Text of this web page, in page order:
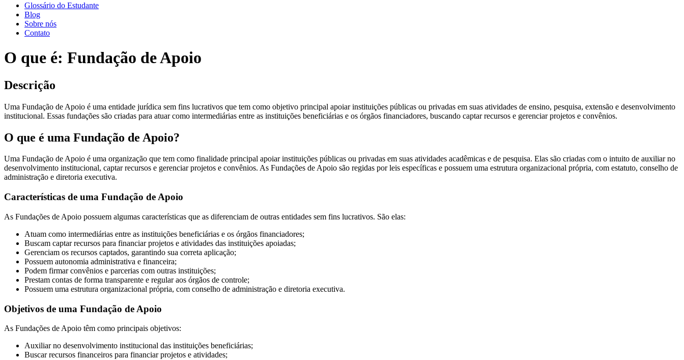
Glossário do Estudante
Blog
Sobre nós
Contato
O que é: Fundação de Apoio
Descrição
Uma Fundação de Apoio é uma entidade jurídica sem fins lucrativos que tem como objetivo principal apoiar instituições públicas ou privadas em suas atividades de ensino, pesquisa, extensão e desenvolvimento
institucional. Essas fundações são criadas para atuar como intermediárias entre as instituições beneficiárias e os órgãos financiadores, buscando captar recursos e gerenciar projetos e convênios.
O que é uma Fundação de Apoio?
Uma Fundação de Apoio é uma organização que tem como finalidade principal apoiar instituições públicas ou privadas em suas atividades acadêmicas e de pesquisa. Elas são criadas com o intuito de auxiliar no
desenvolvimento institucional, captar recursos e gerenciar projetos e convênios. As Fundações de Apoio são regidas por leis específicas e possuem uma estrutura organizacional própria, com estatuto, conselho de
administração e diretoria executiva.
Características de uma Fundação de Apoio
As Fundações de Apoio possuem algumas características que as diferenciam de outras entidades sem fins lucrativos. São elas:
Atuam como intermediárias entre as instituições beneficiárias e os órgãos financiadores;
Buscam captar recursos para financiar projetos e atividades das instituições apoiadas;
Gerenciam os recursos captados, garantindo sua correta aplicação;
Possuem autonomia administrativa e financeira;
Podem firmar convênios e parcerias com outras instituições;
Prestam contas de forma transparente e regular aos órgãos de controle;
Possuem uma estrutura organizacional própria, com conselho de administração e diretoria executiva.
Objetivos de uma Fundação de Apoio
As Fundações de Apoio têm como principais objetivos:
Auxiliar no desenvolvimento institucional das instituições beneficiárias;
Buscar recursos financeiros para financiar projetos e atividades;